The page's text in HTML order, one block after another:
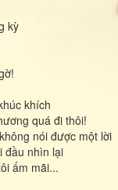
kỳ
khích
quá đi thôi!
nói được một lời
đầu nhìn lại
ấm mãi...